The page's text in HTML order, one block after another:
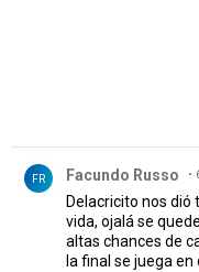
FR Facundo Russo
Delacricito nos dió
vida, ojalá se
altas chances de
la final se juega